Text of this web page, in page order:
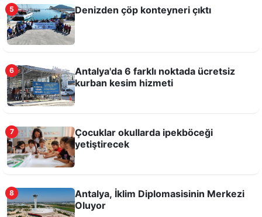
Anlatacak?
Kurşunlu Kent Mezarlığı’nın yüzde 20’si doldu
5 Denizden çöp konteyneri çıktı
6
Antalya'da 6 farklı noktada ücretsiz
kurban kesim hizmeti
7
Çocuklar okullarda ipekböceği
yetiştirecek
8
Antalya, İklim Diplomasisinin Merkezi
Oluyor